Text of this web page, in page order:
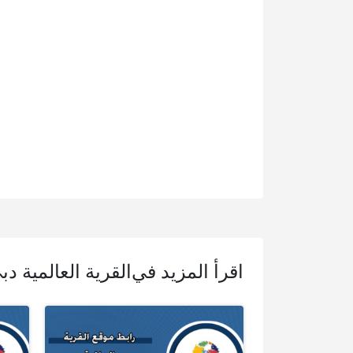
اقرأ المزيد في القرية العالمية